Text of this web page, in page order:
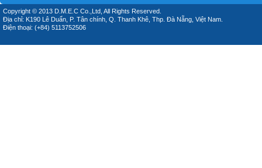
Copyright © 2013 D.M.E.C Co.,Ltd, All Rights Reserved.
Địa chỉ: K190 Lê Duẩn, P. Tân chính, Q. Thanh Khê, Thp. Đà Nẵng, Việt Nam.
Điện thoại: (+84) 5113752506